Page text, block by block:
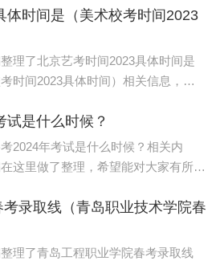
，共三个题型。选择题一共有60分，
体时间是（美术校考时间2023
理了北京艺考时间2023具体时间是
考时间2023具体时间）相关信息，希
体时间是2022年12月到2023年1月，
教育部公布
试是什么时候？
2024年考试是什么时候？相关内
这里做了整理，希望能对大家有所帮
解一下吧！ 高考艺考时间介绍
录取线（青岛职业技术学院春
理了青岛工程职业学院春考录取线